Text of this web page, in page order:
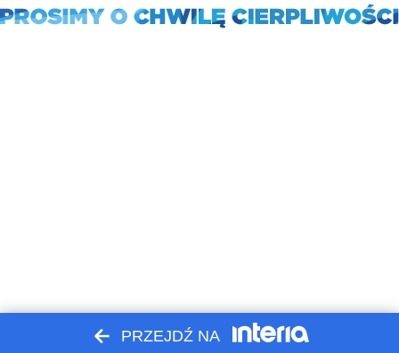
PRZEJDŹ NA